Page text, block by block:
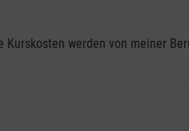
werden von meiner